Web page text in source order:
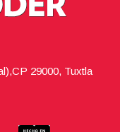
29000, Tuxtla